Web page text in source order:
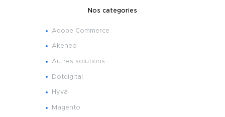
Nos categories
Adobe Commerce
Akeneo
Autres solutions
Dotdigital
Hyvä
Magento